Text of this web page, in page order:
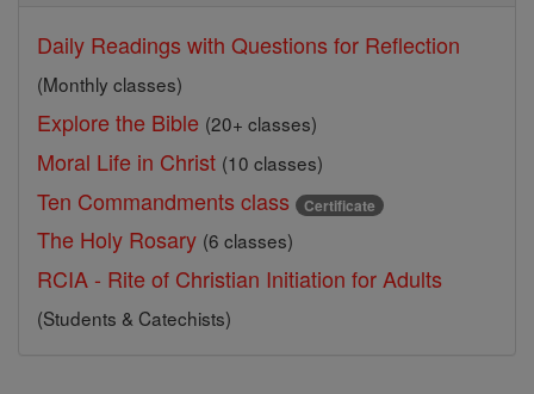
Daily Readings with Questions for Reflection
(Monthly classes)
Explore the Bible (20+ classes)
Moral Life in Christ (10 classes)
Ten Commandments class Certificate
The Holy Rosary (6 classes)
RCIA - Rite of Christian Initiation for Adults
(Students & Catechists)